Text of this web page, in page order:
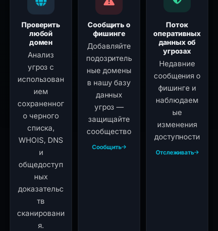
Проверить
любой
домен
Анализ
угроз с
использован
ием
сохраненног
о черного
списка,
WHOIS, DNS
и
общедоступ
ных
доказательс
тв
сканировани
я.
Сообщить о
фишинге
Добавляйте
подозритель
ные домены
в нашу базу
данных
угроз —
защищайте
сообщество
Сообщить
Поток
оперативных
данных об
угрозах
Недавние
сообщения о
фишинге и
наблюдаем
ые
изменения
доступности
Отслеживать